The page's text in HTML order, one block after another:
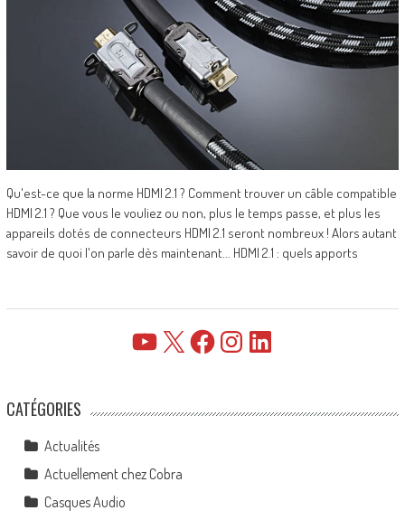
Qu'est-ce que la norme HDMI 2.1 ? Comment trouver un câble compatible
HDMI 2.1 ? Que vous le vouliez ou non, plus le temps passe, et plus les
appareils dotés de connecteurs HDMI 2.1 seront nombreux ! Alors autant
savoir de quoi l'on parle dès maintenant... HDMI 2.1 : quels apports
YouTube FacebookInstagramLinkedIn
CATÉGORIES
Actualités
Actuellement chez Cobra
Casques Audio